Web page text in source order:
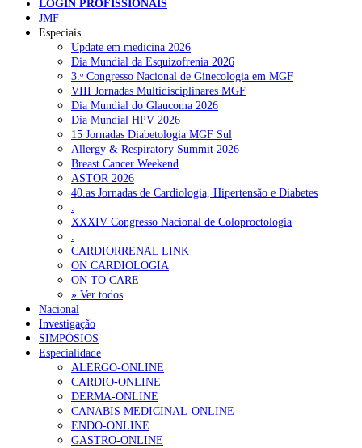
LUSA
NOTÍCIAS RECENTES
Portugal está a formar os médicos de que precisa?
Estudantes de Medicina representados na 79.ª World Health
Assembly 6 de Agosto, 2026
SCORA X-Change Portugal promove formação internacional
em saúde sexual e reprodutiva
ANEM reúne com coordenador do Pacto Estratégico para a
Saúde 6 de Agosto, 2026
Sindicato diz que nova carreira de médicos dentistas reforça
estabilidade no SNS
NOTÍCIAS MAIS LIDAS
Enfermagem Forense. “Da urgência ao tribunal, cada
gesto conta e cada profissional faz a diferença”
202 visualizações
LOGIN PROFISSIONAIS
JMF
Especiais
Update em medicina 2026
Dia Mundial da Esquizofrenia 2026
3.ᵒ Congresso Nacional de Ginecologia em MGF
VIII Jornadas Multidisciplinares MGF
Dia Mundial do Glaucoma 2026
Dia Mundial HPV 2026
15 Jornadas Diabetologia MGF Sul
Allergy & Respiratory Summit 2026
Breast Cancer Weekend
ASTOR 2026
40.as Jornadas de Cardiologia, Hipertensão e Diabetes
.
XXXIV Congresso Nacional de Coloproctologia
.
CARDIORRENAL LINK
ON CARDIOLOGIA
ON TO CARE
» Ver todos
Nacional
Investigação
SIMPÓSIOS
Especialidade
ALERGO-ONLINE
CARDIO-ONLINE
DERMA-ONLINE
CANABIS MEDICINAL-ONLINE
ENDO-ONLINE
GASTRO-ONLINE